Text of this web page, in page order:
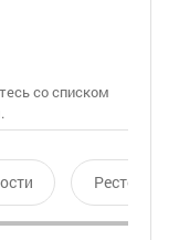
со списком
Ресторан